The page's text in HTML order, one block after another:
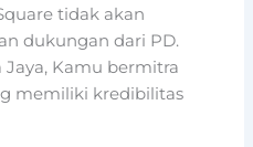
tidak akan
dukungan dari PD.
Kamu bermitra
memiliki kredibilitas